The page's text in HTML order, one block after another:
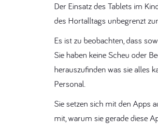
Der Einsatz des Tablets im
des Hortalltags unbegrenzt
Es ist zu beobachten, dass
Sie haben keine Scheu oder
herauszufinden was sie alles
Personal.
Sie setzen sich mit den Apps
mit, warum sie gerade diese